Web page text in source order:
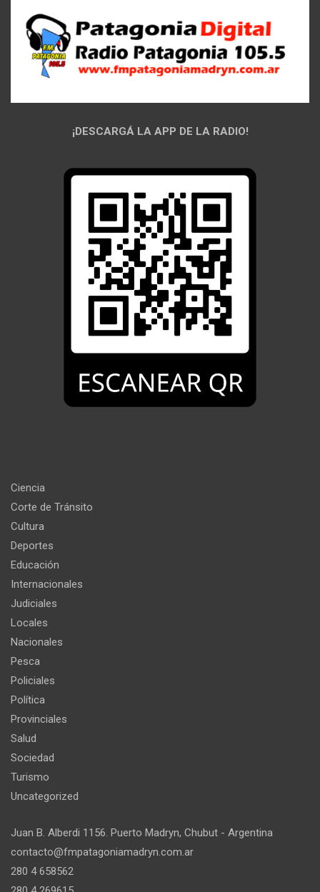
¡DESCARGÁ LA APP DE LA RADIO!
Ciencia
Corte de Tránsito
Cultura
Deportes
Educación
Internacionales
Judiciales
Locales
Nacionales
Pesca
Policiales
Política
Provinciales
Salud
Sociedad
Turismo
Uncategorized
Juan B. Alberdi 1156. Puerto Madryn, Chubut - Argentina
contacto@fmpatagoniamadryn.com.ar
280 4 658562